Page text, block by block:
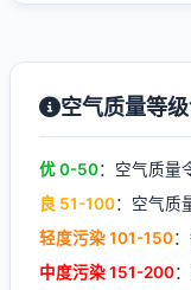
空气质量等
优 0-50：空气质量
良 51-100：空气质
轻度污染 101-150
中度污染 151-200